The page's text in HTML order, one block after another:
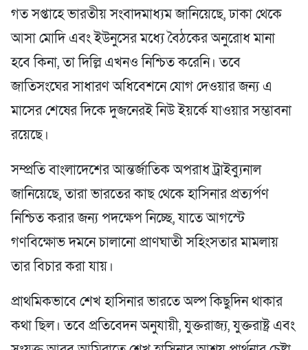
গত সপ্তাহে ভারতীয় সংবাদমাধ্যম জানিয়েছে, ঢাকা থেকে
আসা মোদি এবং ইউনুসের মধ্যে বৈঠকের অনুরোধ মানা
হবে কিনা, তা দিল্লি এখনও নিশ্চিত করেনি। তবে
জাতিসংঘের সাধারণ অধিবেশনে যোগ দেওয়ার জন্য এ
মাসের শেষের দিকে দুজনেরই নিউ ইয়র্কে যাওয়ার সম্ভাবনা
রয়েছে।
সম্প্রতি বাংলাদেশের আন্তর্জাতিক অপরাধ ট্রাইব্যুনাল
জানিয়েছে, তারা ভারতের কাছ থেকে হাসিনার প্রত্যর্পণ
নিশ্চিত করার জন্য পদক্ষেপ নিচ্ছে, যাতে আগস্টে
গণবিক্ষোভ দমনে চালানো প্রাণঘাতী সহিংসতার মামলায়
তার বিচার করা যায়।
প্রাথমিকভাবে শেখ হাসিনার ভারতে অল্প কিছুদিন থাকার
কথা ছিল। তবে প্রতিবেদন অনুযায়ী, যুক্তরাজ্য, যুক্তরাষ্ট্র এবং